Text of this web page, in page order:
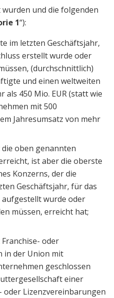
und die folgenden
1“):
im letzten Geschäftsjahr,
erstellt wurde oder
(durchschnittlich)
und einen weltweiten
als 450 Mio. EUR (statt wie
mit 500
Jahresumsatz von mehr
oben genannten
ist aber die oberste
Konzerns, der die
Geschäftsjahr, für das
wurde oder
müssen, erreicht hat;
oder
in der Union mit
geschlossen
einer
oder Lizenzvereinbarungen